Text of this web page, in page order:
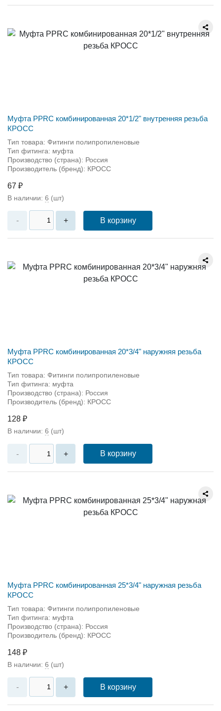
Муфта PPRC комбинированная 20*1/2" внутренняя резьба
КРОСС
Тип товара: Фитинги полипропиленовые
Тип фитинга: муфта
Производство (страна): Россия
Производитель (бренд): КРОСС
67 ₽
В наличии: 6 (шт)
- + В корзину
Муфта PPRC комбинированная 20*3/4" наружняя резьба
КРОСС
Тип товара: Фитинги полипропиленовые
Тип фитинга: муфта
Производство (страна): Россия
Производитель (бренд): КРОСС
128 ₽
В наличии: 6 (шт)
- + В корзину
Муфта PPRC комбинированная 25*3/4" наружная резьба
КРОСС
Тип товара: Фитинги полипропиленовые
Тип фитинга: муфта
Производство (страна): Россия
Производитель (бренд): КРОСС
148 ₽
В наличии: 6 (шт)
- + В корзину